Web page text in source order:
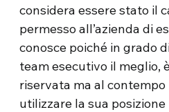
considera essere stato il
permesso all’azienda di
conosce poiché in grado
team esecutivo il meglio,
riservata ma al
utilizzare la sua